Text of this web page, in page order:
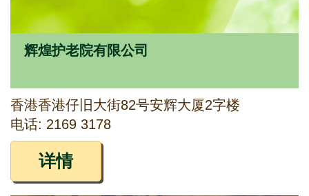
辉煌护老院有限公司
香港香港仔旧大街82号安辉大厦2字楼
电话: 2169 3178
详情